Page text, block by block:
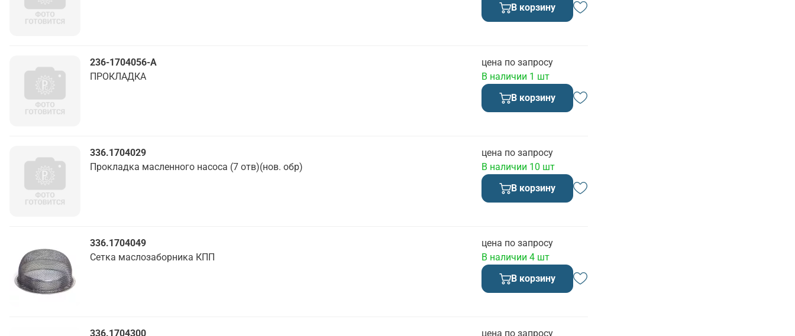
В корзину
236-1704056-А
ПРОКЛАДКА
цена по запросу
В наличии 1 шт
В корзину
336.1704029
Прокладка масленного насоса (7 отв)(нов. обр)
цена по запросу
В наличии 10 шт
В корзину
336.1704049
Сетка маслозаборника КПП
цена по запросу
В наличии 4 шт
В корзину
336.1704300
цена по запросу